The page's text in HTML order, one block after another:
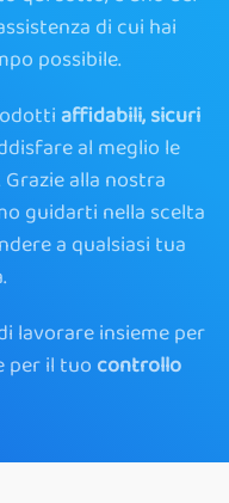
di cui hai
possibile.
affidabili, sicuri
al meglio le
alla nostra
guidarti nella scelta
a qualsiasi tua
lavorare insieme per
per il tuo controllo